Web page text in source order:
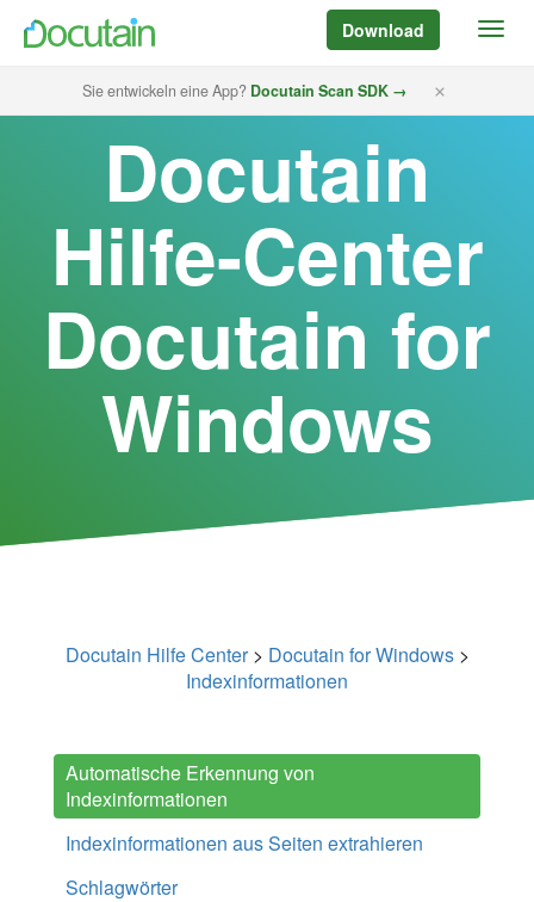
Download
Sie entwickeln eine App? Docutain Scan SDK →
Docutain
Hilfe-Center
Docutain for
Windows
Docutain Hilfe Center> Docutain for Windows >
Indexinformationen
Automatische Erkennung von
Indexinformationen
Indexinformationen aus Seiten extrahieren
Schlagwörter